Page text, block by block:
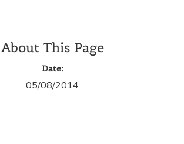
About This Page
Date:
05/08/2014